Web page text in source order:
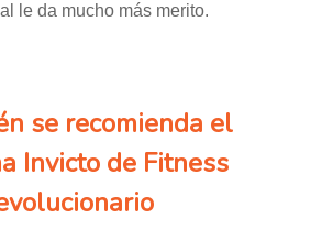
le da mucho más merito.
se recomienda el
Invicto de Fitness